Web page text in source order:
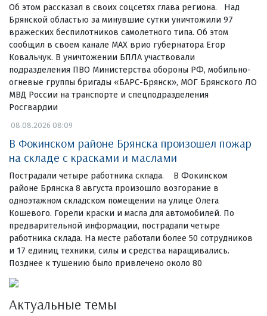
Об этом рассказал в своих соцсетях глава региона. Над
Брянской областью за минувшие сутки уничтожили 97
вражеских беспилотников самолетного типа. Об этом
сообщил в своем канале МАХ врио губернатора Егор
Ковальчук. В уничтожении БПЛА участвовали
подразделения ПВО Министерства обороны РФ, мобильно-
огневые группы бригады «БАРС-Брянск», МОГ Брянского ЛО
МВД России на транспорте и спецподразделения
Росгвардии
08.08.2026 08:09
В Фокинском районе Брянска произошел пожар
на складе с красками и маслами
Пострадали четыре работника склада. В Фокинском
районе Брянска 8 августа произошло возгорание в
одноэтажном складском помещении на улице Олега
Кошевого. Горели краски и масла для автомобилей. По
предварительной информации, пострадали четыре
работника склада. На месте работали более 50 сотрудников
и 17 единиц техники, силы и средства наращивались.
Позднее к тушению было привлечено около 80
Актуальные темы